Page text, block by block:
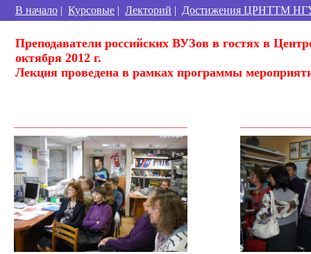
В начало | Курсовые | Лекторий | Достижения ЦРНТТМ
Преподаватели российских ВУЗов в гостях в
октября 2012 г.
Лекция проведена в рамках программы